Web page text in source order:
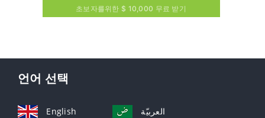
초보자를위한 $ 10,000 무료 받기
언어 선택
English العربيّة